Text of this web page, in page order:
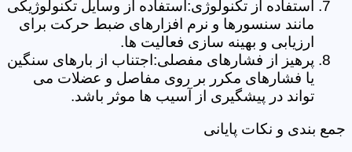
استفاده از تکنولوژی:استفاده از وسایل تکنولوژیکی
مانند سنسورها و نرم افزارهای ضبط حرکت برای
ارزیابی و بهینه سازی فعالیت ها.
پرهیز از فشارهای مفصلی:اجتناب از بارهای سنگین
یا فشارهای مکرر بر روی مفاصل و عضلات می
تواند در پیشگیری از آسیب ها موثر باشد.
جمع بندی و نکات پایانی